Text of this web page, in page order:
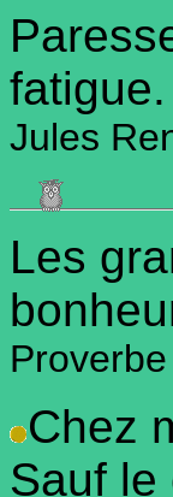
fatigue.
Jules
Les
Chez
Sauf le